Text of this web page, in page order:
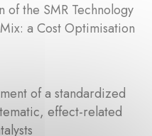
the SMR Technology
a Cost Optimisation
of a standardized
effect-related